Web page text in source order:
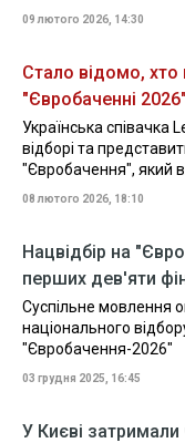
09 лютого 2026, 14:30
Стало відомо, хто
"Євробаченні
Українська співачка
відборі та
"Євробачення", який
08 лютого 2026, 18:10
Нацвідбір на
перших дев'яти
Суспільне мовлення
національного
"Євробачення-2026"
03 грудня 2025, 16:45
У Києві затримали